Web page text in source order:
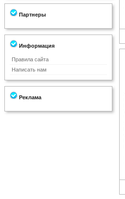
Партнеры
Информация
Правила сайта
Написать нам
Реклама